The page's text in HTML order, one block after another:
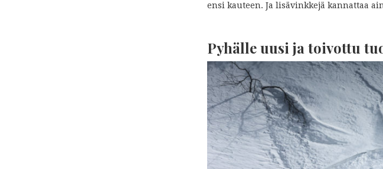
ensi kauteen. Ja lisävinkkejä kannattaa
Pyhälle uusi ja toivottu